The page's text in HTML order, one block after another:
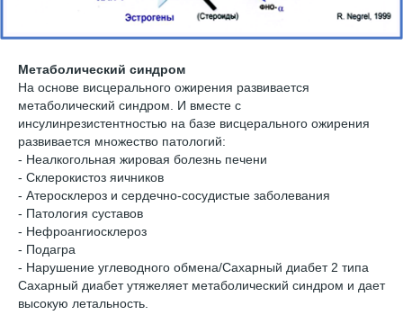
Метаболический синдром
На основе висцерального ожирения развивается
метаболический синдром. И вместе с
инсулинрезистентностью на базе висцерального ожирения
развивается множество патологий:
- Неалкогольная жировая болезнь печени
- Склерокистоз яичников
- Атеросклероз и сердечно-сосудистые заболевания
- Патология суставов
- Нефроангиосклероз
- Подагра
- Нарушение углеводного обмена/Сахарный диабет 2 типа
Сахарный диабет утяжеляет метаболический синдром и дает
высокую летальность.